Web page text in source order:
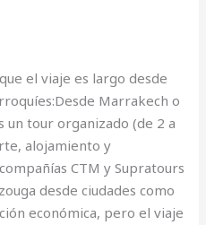
el viaje es largo desde
Marrakech o
un tour organizado (de 2 a
alojamiento y
CTM y Supratours
desde ciudades como
económica, pero el viaje